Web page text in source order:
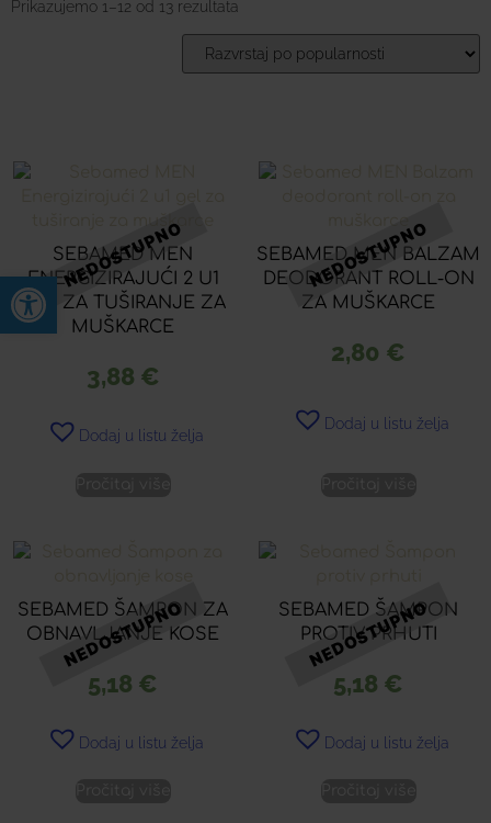
Prikazujemo 1–12 od 13 rezultata
SEBAMED MEN
ENERGIZIRAJUĆI 2 U1
GEL ZA TUŠIRANJE ZA
MUŠKARCE
3,88 €
Dodaj u listu želja
SEBAMED MEN BALZAM
DEODORANT ROLL-ON
ZA MUŠKARCE
2,80 €
Dodaj u listu želja
SEBAMED ŠAMPON ZA
OBNAVLJANJE KOSE
5,18 €
Dodaj u listu želja
SEBAMED ŠAMPON
PROTIV PRHUTI
5,18 €
Dodaj u listu želja
Open toolbar